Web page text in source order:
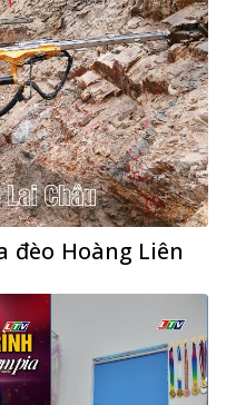
đèo Hoàng Liên